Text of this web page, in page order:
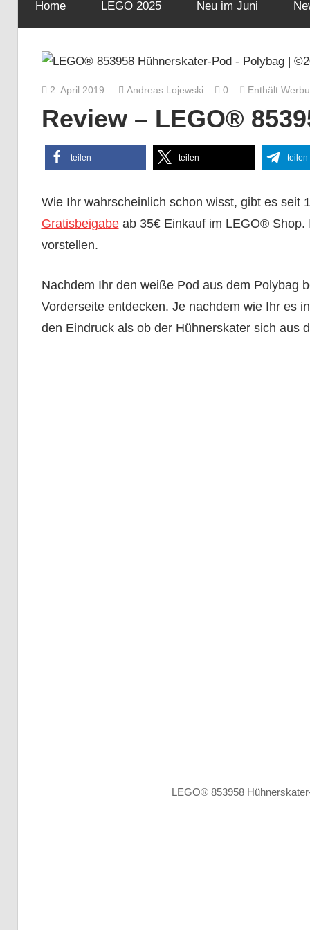
Home LEGO 2025 Neu im Juni
2. April 2019 Andreas Lojewski 0 Enthält
Review – LEGO®
teilen teilen teilen
Wie Ihr wahrscheinlich schon wisst, gibt es seit
Gratisbeigabeab 35€ Einkauf im LEGO® Shop.
vorstellen.
Nachdem Ihr den weiße Pod aus dem Polybag
Vorderseite entdecken. Je nachdem wie Ihr es
den Eindruck als ob der Hühnerskater sich aus
LEGO® 853958